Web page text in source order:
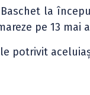
la
pe 13 mai
potrivit